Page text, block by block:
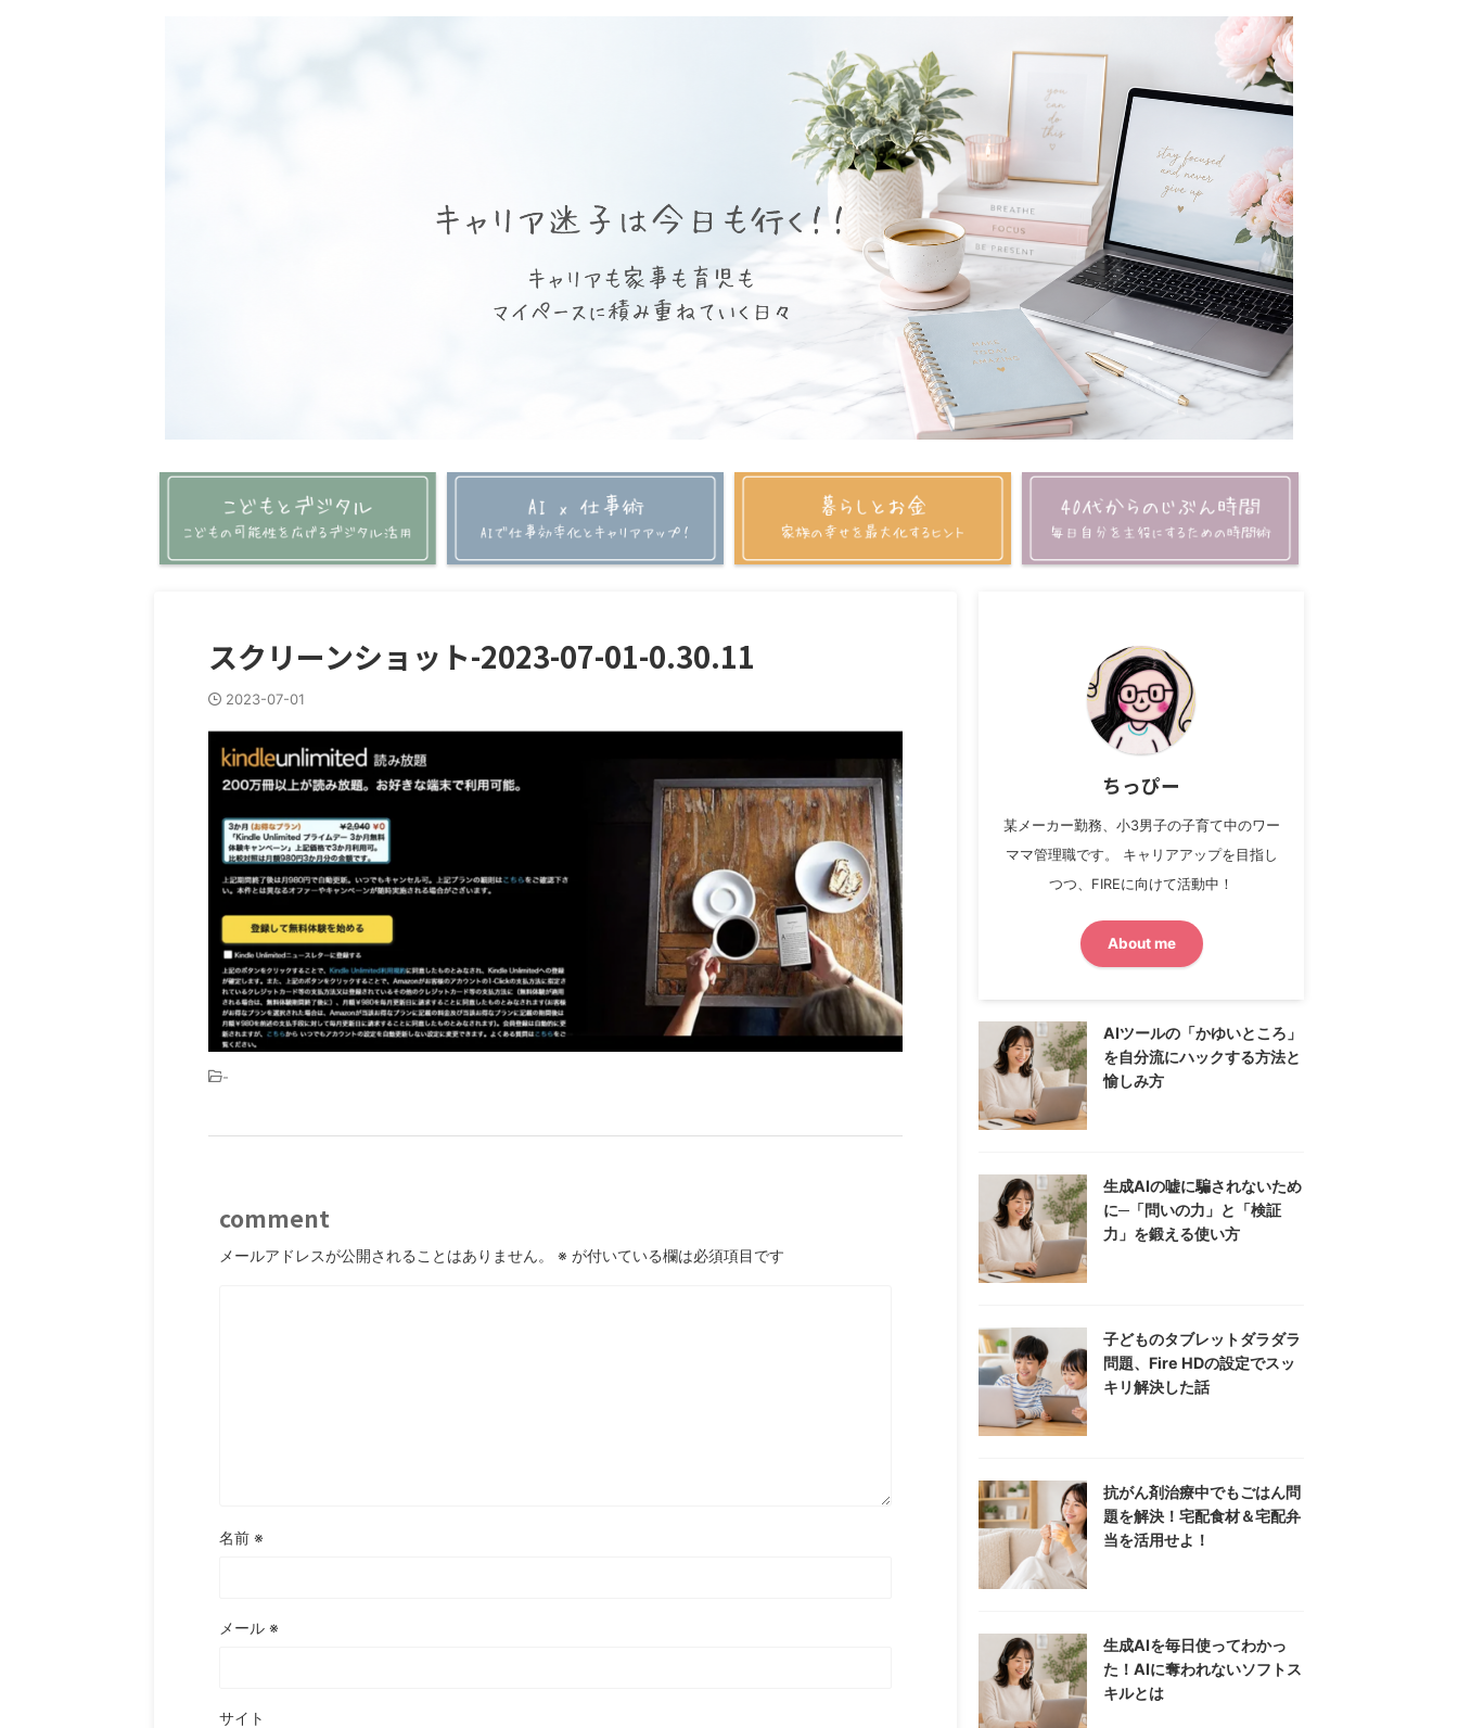
スクリーンショット-2023-07-01-0.30.11
2023-07-01
-
comment
メールアドレスが公開されることはありません。 ※ が付いている欄は必須項目です
名前 ※
メール ※
サイト
ちっぴー
某メーカー勤務、小3男子の子育て中のワー
ママ管理職です。 キャリアアップを目指し
つつ、FIREに向けて活動中！
About me
AIツールの「かゆいところ」
を自分流にハックする方法と
愉しみ方
生成AIの嘘に騙されないため
に─「問いの力」と「検証
力」を鍛える使い方
子どものタブレットダラダラ
問題、Fire HDの設定でスッ
キリ解決した話
抗がん剤治療中でもごはん問
題を解決！宅配食材＆宅配弁
当を活用せよ！
生成AIを毎日使ってわかっ
た！AIに奪われないソフトス
キルとは